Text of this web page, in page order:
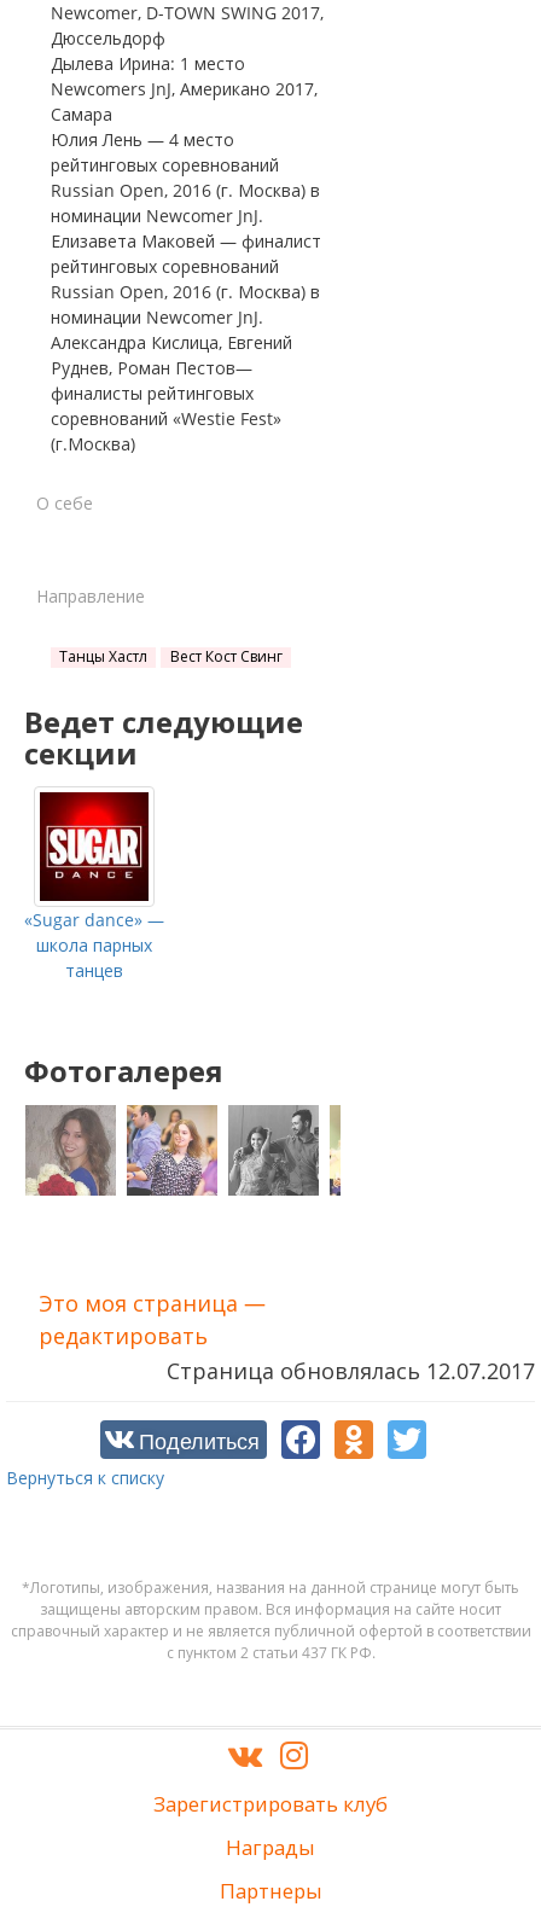
Newcomer, D-TOWN SWING 2017,
Дюссельдорф
Дылева Ирина: 1 место
Newcomers JnJ, Американо 2017,
Самара
Юлия Лень — 4 место
рейтинговых соревнований
Russian Open, 2016 (г. Москва) в
номинации Newcomer JnJ.
Елизавета Маковей — финалист
рейтинговых соревнований
Russian Open, 2016 (г. Москва) в
номинации Newcomer JnJ.
Александра Кислица, Евгений
Руднев, Роман Пестов—
финалисты рейтинговых
соревнований «Westie Fest»
(г.Москва)
О себе
Направление
Танцы Хастл Вест Кост Свинг
Ведет следующие
секции
«Sugar dance» —
школа парных
танцев
Фотогалерея
Это моя страница —
редактировать
Страница обновлялась 12.07.2017
Поделиться
Вернуться к списку
*Логотипы, изображения, названия на данной странице могут быть
защищены авторским правом. Вся информация на сайте носит
справочный характер и не является публичной офертой в соответствии
с пунктом 2 статьи 437 ГК РФ.
Зарегистрировать клуб
Награды
Партнеры